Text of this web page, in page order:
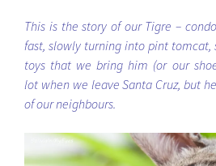
This is the story of our Tigre –
fast, slowly turning into pint tomcat,
toys that we bring him (or our
lot when we leave Santa Cruz, but
of our neighbours.